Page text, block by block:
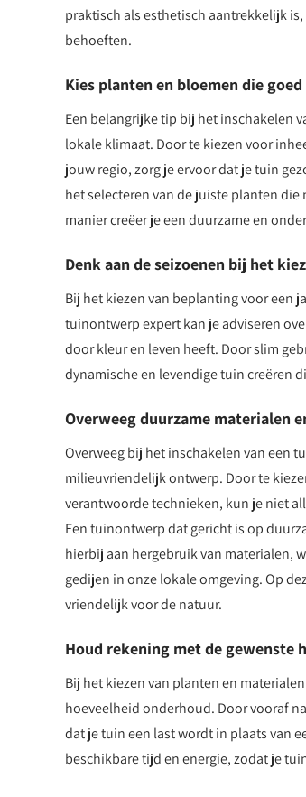
praktisch als esthetisch aantrekkelijk
behoeften.
Kies planten en bloemen die
Een belangrijke tip bij het inschakelen
lokale klimaat. Door te kiezen voor
jouw regio, zorg je ervoor dat je tuin
het selecteren van de juiste planten
manier creëer je een duurzame en
Denk aan de seizoenen bij het
Bij het kiezen van beplanting voor een
tuinontwerp expert kan je adviseren
door kleur en leven heeft. Door slim
dynamische en levendige tuin creëren
Overweeg duurzame materialen
Overweeg bij het inschakelen van een
milieuvriendelijk ontwerp. Door te
verantwoorde technieken, kun je niet
Een tuinontwerp dat gericht is op
hierbij aan hergebruik van materialen,
gedijen in onze lokale omgeving. Op
vriendelijk voor de natuur.
Houd rekening met de gewenste
Bij het kiezen van planten en
hoeveelheid onderhoud. Door vooraf
dat je tuin een last wordt in plaats van
beschikbare tijd en energie, zodat je